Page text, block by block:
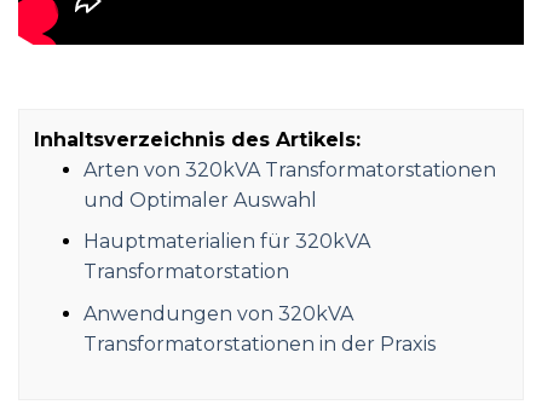
Inhaltsverzeichnis des Artikels:
Arten von 320kVA Transformatorstationen
und Optimaler Auswahl
Hauptmaterialien für 320kVA
Transformatorstation
Anwendungen von 320kVA
Transformatorstationen in der Praxis